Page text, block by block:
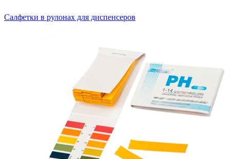
Салфетки в рулонах для диспенсеров